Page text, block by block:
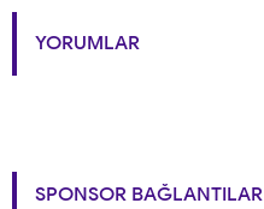
YORUMLAR
SPONSOR BAĞLANTILAR